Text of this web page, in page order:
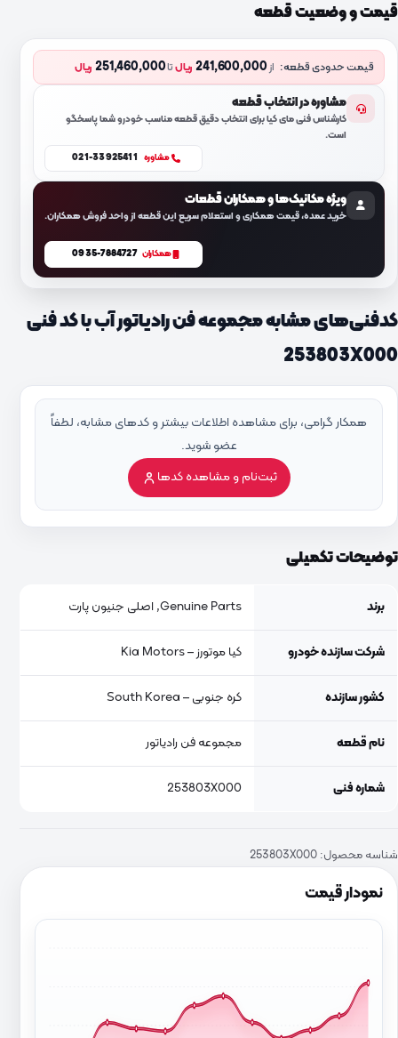
نمودار قیمت
قیمت و وضعیت قطعه
قیمت حدودی قطعه: از241,600,000 ریالتا251,460,000 ریال
مشاوره در انتخاب قطعه
کارشناس فنی مای کیا برای انتخاب دقیق قطعه مناسب خودرو شما پاسخگو
است.
مشاوره 021-33925411
ویژه مکانیک‌ها و همکاران قطعات
خرید عمده، قیمت همکاری و استعلام سریع این قطعه از واحد فروش همکاران.
همکاران 0935-7884727
کدفنی‌های مشابه مجموعه فن رادیاتور آب با کد فنی
253803X000
همکار گرامی، برای مشاهده اطلاعات بیشتر و کدهای مشابه، لطفاً
عضو شوید.
ثبت‌نام و مشاهده کدها
توضیحات تکمیلی
برند Genuine Parts, اصلی جنیون پارت
شرکت سازنده خودرو کیا موتورز – Kia Motors
کشور سازنده کره جنوبی – South Korea
نام قطعه مجموعه فن رادیاتور
شماره فنی 253803X000
شناسه محصول: 253803X000